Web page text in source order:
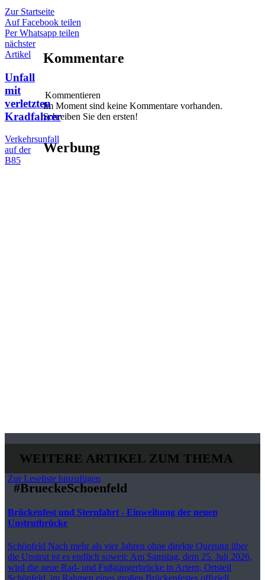
Zur Startseite
Auf Facebook teilen
Per Whatsapp teilen
nächster
Artikel
Unfall
mit
verletzten
Kradfahrer
Verkehrsunfall
auf der
B85
Kommentare
Kommentieren
Im Moment sind keine Kommentare vorhanden.
Schreiben Sie den ersten!
Werbung
WEITERE ARTIKEL ZUM THEMA
#BrueckeSchoenfeld
Zur Leseliste hinzufügen
Brückenfest und Sternfahrt - Einweihung der neuen
Unstrutbrücke
Schönfeld Nach mehr als vier Jahren ohne direkte Querung über
die Unstrut ist es endlich soweit: Am Samstag, dem 25. Juli 2026,
wird die neue Rad- und Fußgängerbrücke in Artern, Ortsteil